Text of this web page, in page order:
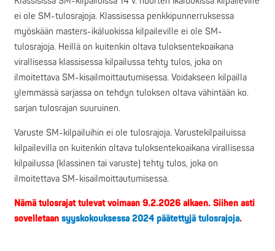
ei ole SM-tulosrajoja. Klassisessa penkkipunnerruksessa
myöskään masters-ikäluokissa kilpaileville ei ole SM-
tulosrajoja. Heillä on kuitenkin oltava tuloksentekoaikana
virallisessa klassisessa kilpailussa tehty tulos, joka on
ilmoitettava SM-kisailmoittautumisessa. Voidakseen kilpailla
ylemmässä sarjassa on tehdyn tuloksen oltava vähintään ko.
sarjan tulosrajan suuruinen.
Varuste SM-kilpailuihin ei ole tulosrajoja. Varustekilpailuissa
kilpailevilla on kuitenkin oltava tuloksentekoaikana virallisessa
kilpailussa (klassinen tai varuste) tehty tulos, joka on
ilmoitettava SM-kisailmoittautumisessa.
Nämä tulosrajat tulevat voimaan 9.2.2026 alkaen. Siihen asti
sovelletaan syyskokouksessa 2024 päätettyjä tulosrajoja.